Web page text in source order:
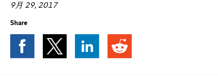
サポートとサービス
9月 29, 2017
Share